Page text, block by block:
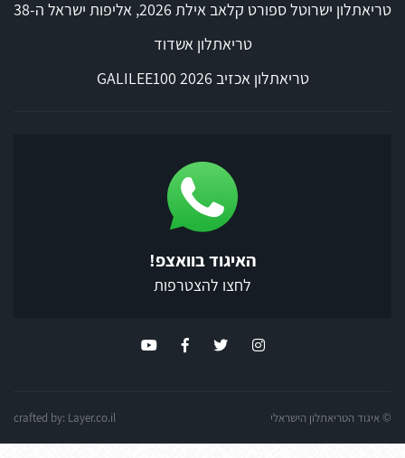
טריאתלון ישרוטל ספורט קלאב אילת 2026, אליפות ישראל ה-38
טריאתלון אשדוד
טריאתלון אכזיב 2026 GALILEE100
האיגוד בוואצפ!
לחצו להצטרפות
© איגוד הטריאתלון הישראלי crafted by: Layer.co.il